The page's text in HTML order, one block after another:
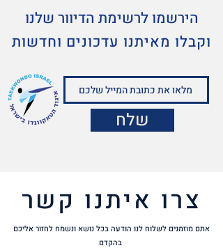
הירשמו לרשימת הדיוור שלנו
וקבלו מאיתנו עדכונים וחדשות
שלח
צרו איתנו קשר
אתם מוזמנים לשלוח לנו הודעה בכל נושא ונשמח לחזור אליכם